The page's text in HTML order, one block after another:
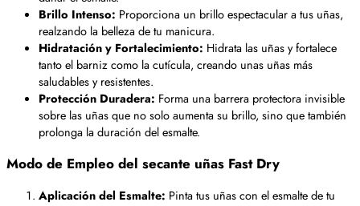
Brillo Intenso: Proporciona un brillo espectacular a tus uñas,
realzando la belleza de tu manicura.
Hidratación y Fortalecimiento: Hidrata las uñas y fortalece
tanto el barniz como la cutícula, creando unas uñas más
saludables y resistentes.
Protección Duradera: Forma una barrera protectora invisible
sobre las uñas que no solo aumenta su brillo, sino que también
prolonga la duración del esmalte.
Modo de Empleo del secante uñas Fast Dry
Aplicación del Esmalte: Pinta tus uñas con el esmalte de tu